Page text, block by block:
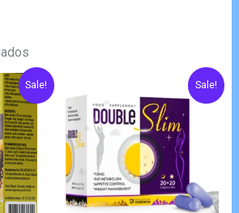
Sale! Sale!